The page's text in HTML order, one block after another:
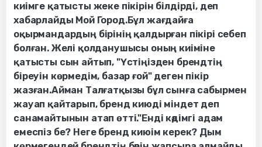
киімге қатысты жеке пікірін білдірді, деп
хабарлайды Мой Город.Бұл жағдайға
оқырмандардың бірінің қалдырған пікірі себеп
болған. Желі қолданушысы оның киіміне
қатысты сын айтып, "Үстіңізден брендтің
біреуін көрмедім, базар ғой" деген пікір
жазған.Айман Талғатқызы бұл сынға сабырмен
жауап қайтарып, бренд киюді міндет деп
санамайтынын атап өтті."Енді кәдімгі адам
емеспіз бе? Неге бренд киюім керек? Дым